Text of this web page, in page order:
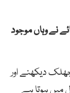
نے وہاں موجود
دیکھنے اور
میں ہوتا ہے